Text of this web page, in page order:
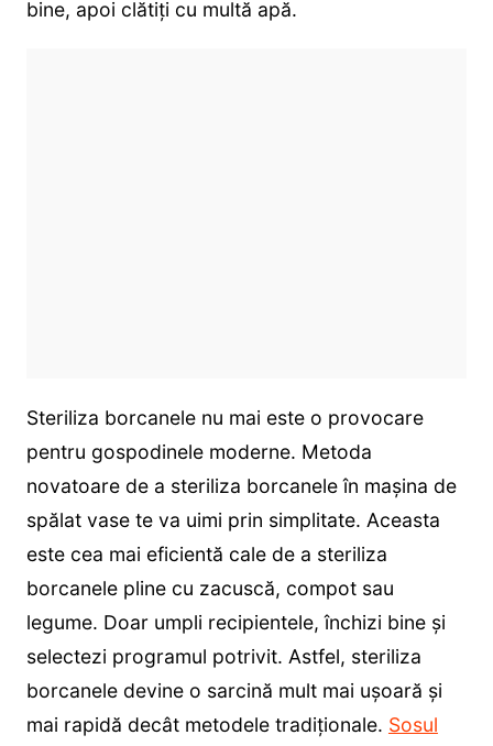
bine, apoi clătiți cu multă apă.
Steriliza borcanele nu mai este o provocare
pentru gospodinele moderne. Metoda
novatoare de a steriliza borcanele în mașina de
spălat vase te va uimi prin simplitate. Aceasta
este cea mai eficientă cale de a steriliza
borcanele pline cu zacuscă, compot sau
legume. Doar umpli recipientele, închizi bine și
selectezi programul potrivit. Astfel, steriliza
borcanele devine o sarcină mult mai ușoară și
mai rapidă decât metodele tradiționale. Sosul